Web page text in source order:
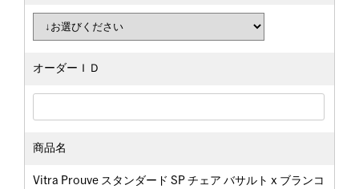
オーダーＩＤ
商品名
Vitra Prouve スタンダード SP チェア バサルト x ブランコ